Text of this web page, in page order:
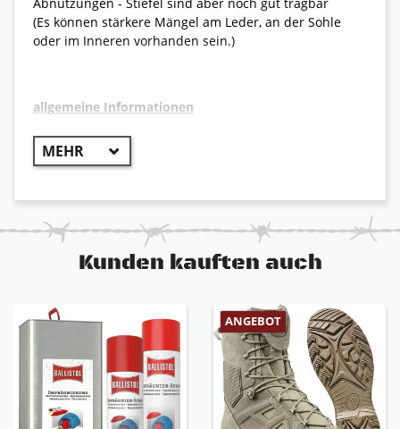
(Es können stärkere Mängel am Leder, an der Sohle
oder im Inneren vorhanden sein.)
allgemeine Informationen
++ Original Bundeswehr ++
Sehr robuster und widerstandsfähiger Kampfstiefel
Robustheit und sein doch relativ angenehmes
Tragegefühl ist er bei vielen noch heute beliebt.
durchgehend ledergefüttert
Lüftungslöcher am oberen Schaftrand
Dehnungsfalte im Sprunggelenksbereich
sehr widerstandsfähig und robust
antistatische Sohle, öl- und benzinbeständig
Kunden kauften auch
ANGEBOT